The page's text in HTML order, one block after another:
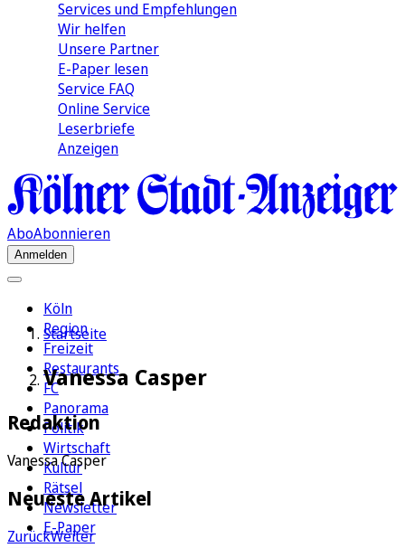
Services und Empfehlungen
Wir helfen
Unsere Partner
E-Paper lesen
Service FAQ
Online Service
Leserbriefe
Anzeigen
AboAbonnieren
Anmelden
Köln
Region
Freizeit
Restaurants
FC
Panorama
Politik
Wirtschaft
Kultur
Rätsel
Newsletter
E-Paper
Startseite
Vanessa Casper
Redaktion
Vanessa Casper
Neueste Artikel
ZurückWeiter